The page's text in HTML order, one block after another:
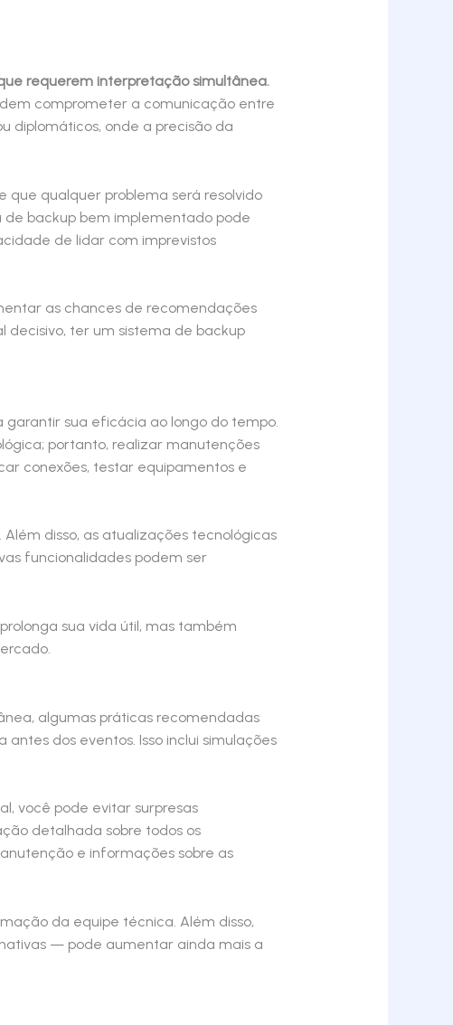
requerem interpretação simultânea.
comprometer a comunicação entre
diplomáticos, onde a precisão da
qualquer problema será resolvido
de backup bem implementado pode
de lidar com imprevistos
as chances de recomendações
decisivo, ter um sistema de backup
sua eficácia ao longo do tempo.
portanto, realizar manutenções
conexões, testar equipamentos e
disso, as atualizações tecnológicas
funcionalidades podem ser
sua vida útil, mas também
algumas práticas recomendadas
dos eventos. Isso inclui simulações
você pode evitar surpresas
detalhada sobre todos os
e informações sobre as
da equipe técnica. Além disso,
— pode aumentar ainda mais a